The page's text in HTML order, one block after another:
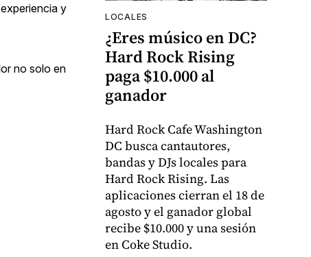
y
no solo en
LOCALES
¿Eres músico en DC?
Hard Rock Rising
paga $10.000 al
ganador
Hard Rock Cafe Washington
DC busca cantautores,
bandas y DJs locales para
Hard Rock Rising. Las
aplicaciones cierran el 18 de
agosto y el ganador global
recibe $10.000 y una sesión
en Coke Studio.